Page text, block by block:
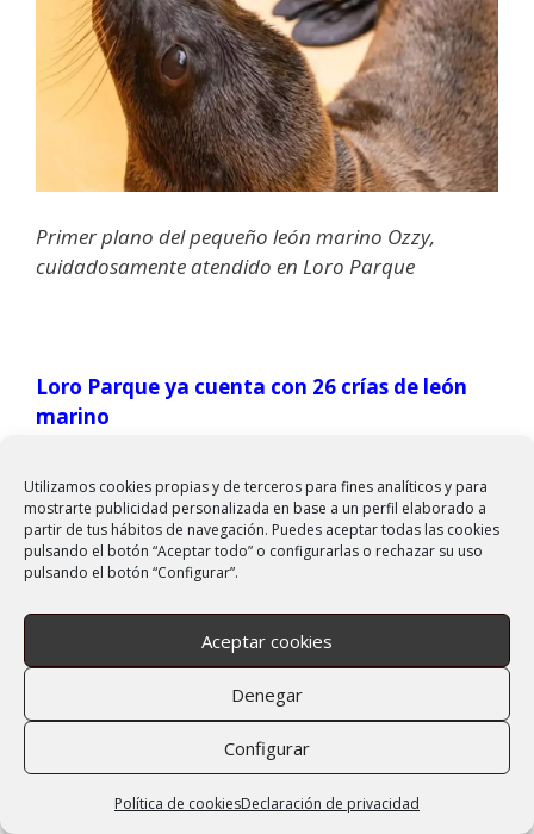
Utilizamos cookies propias y de terceros para fines analíticos y para
mostrarte publicidad personalizada en base a un perfil elaborado a
partir de tus hábitos de navegación. Puedes aceptar todas las cookies
pulsando el botón “Aceptar todo” o configurarlas o rechazar su uso
pulsando el botón “Configurar”.
Aceptar cookies
Denegar
Configurar
Política de cookiesDeclaración de privacidad
Primer plano del pequeño león marino Ozzy,
cuidadosamente atendido en Loro Parque
Loro Parque ya cuenta con 26 crías de león
marino
Con este nacimiento, Loro Parque suma ya
26 crías de león marino desde que
recibiera al primer ejemplar en 1987,
consolidando su papel como referente
presidente, Wolfgang Kiessling
que “Brisa está demostrando ser una
madre ejemplar, brindando todos los
cuidados necesarios a su pequeño. Es
emocionante ver cómo el nacimiento de
esta cría ha despertado tanto entusiasmo